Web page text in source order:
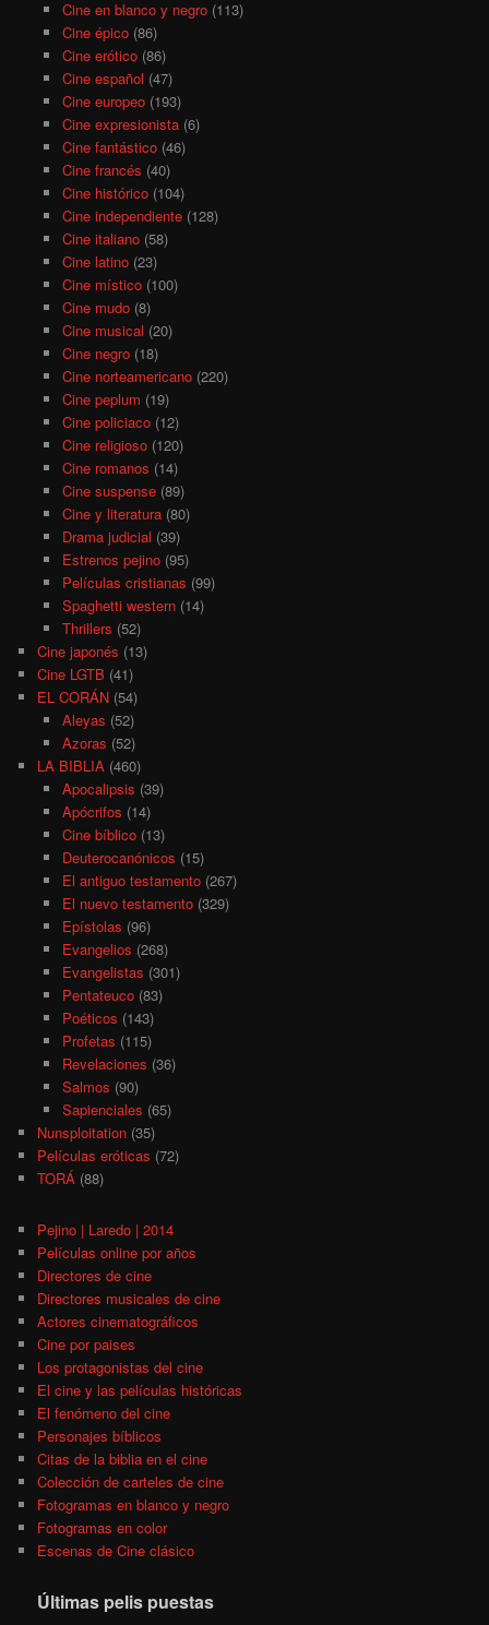
Cine en blanco y negro(113)
Cine épico(86)
Cine erótico(86)
Cine español (47)
Cine europeo(193)
Cine expresionista(6)
Cine fantástico(46)
Cine francés (40)
Cine histórico(104)
Cine independiente(128)
Cine italiano(58)
Cine latino(23)
Cine místico(100)
Cine mudo(8)
Cine musical (20)
Cine negro(18)
Cine norteamericano(220)
Cine peplum (19)
Cine policiaco(12)
Cine religioso(120)
Cine romanos (14)
Cine suspense(89)
Cine y literatura(80)
Drama judicial (39)
Estrenos pejino(95)
Películas cristianas (99)
Spaghetti western(14)
Thrillers (52)
Cine japonés (13)
Cine LGTB (41)
EL CORÁN (54)
Aleyas (52)
Azoras (52)
LA BIBLIA (460)
Apocalipsis (39)
Apócrifos (14)
Cine bíblico(13)
Deuterocanónicos (15)
El antiguo testamento(267)
El nuevo testamento(329)
Epístolas (96)
Evangelios (268)
Evangelistas (301)
Pentateuco(83)
Poéticos (143)
Profetas (115)
Revelaciones (36)
Salmos (90)
Sapienciales (65)
Nunsploitation (35)
Películas eróticas (72)
TORÁ (88)
Pejino | Laredo | 2014
Películas online por años
Directores de cine
Directores musicales de cine
Actores cinematográficos
Cine por paises
Los protagonistas del cine
El cine y las películas históricas
El fenómeno del cine
Personajes bíblicos
Citas de la biblia en el cine
Colección de carteles de cine
Fotogramas en blanco y negro
Fotogramas en color
Escenas de Cine clásico
Últimas pelis puestas